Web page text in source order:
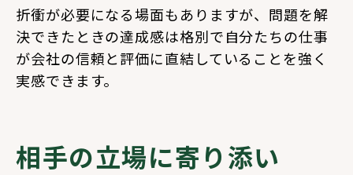
折衝が必要になる場面もありますが、問題を解
決できたときの達成感は格別で自分たちの仕事
が会社の信頼と評価に直結していることを強く
実感できます。
相手の立場に寄り添い